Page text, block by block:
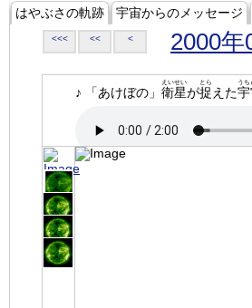
はやぶさの軌跡 宇宙からのメッセージ
<<< << < 2000年
♪ 「あけぼの」 衛星
えいせい
が捉
とら
えた
うち